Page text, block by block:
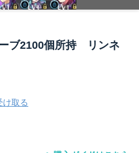
ーブ2100個所持 リンネ
け取る